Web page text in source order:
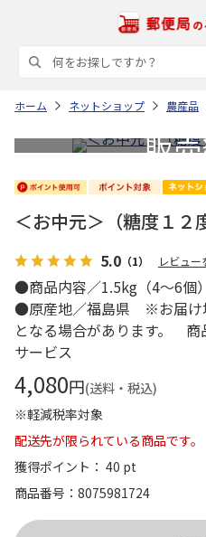
ホーム ネットショップ 農産品
＜お中元＞（糖度１２
5.0 （1） レビュー
●商品内容／1.5kg（4～6個
●原産地／福島県 ※お届け
となる場合があります。 商
サービス
4,080円(送料・税込)
※軽減税率対象
配送先が限られている商品です。
獲得ポイント： 40 pt
商品番号
8075981724